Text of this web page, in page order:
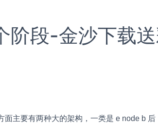
阶段-金沙下载
面主要有两种大的架构，一类是 e node b 后